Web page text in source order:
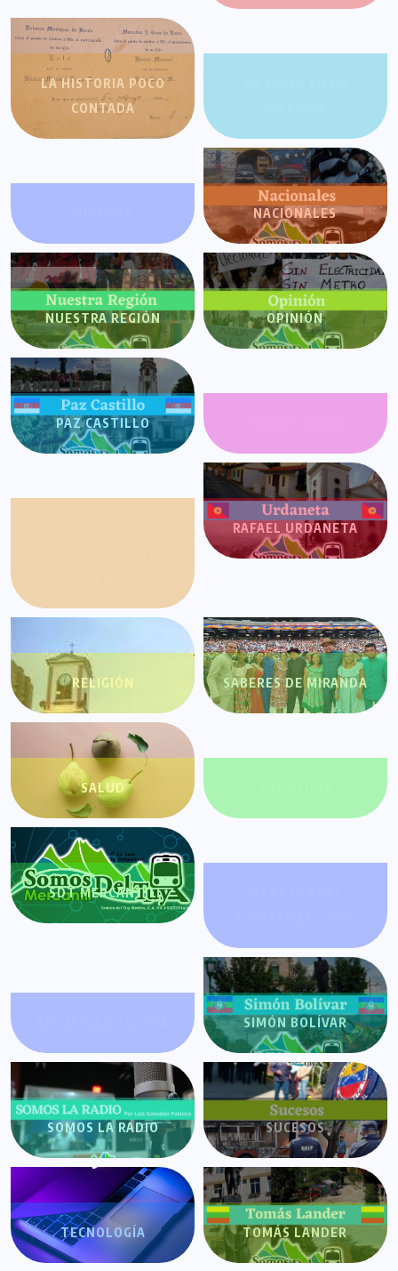
LA HISTORIA POCO
CONTADA
NACIONALES
NUESTRA REGIÓN OPINIÓN
PAZ CASTILLO
RAFAEL URDANETA
RELIGIÓN SABERES DE MIRANDA
SALUD
SDT MERCANTIL
SIMÓN BOLÍVAR
SOMOS LA RADIO SUCESOS
TECNOLOGÍA TOMÁS LANDER